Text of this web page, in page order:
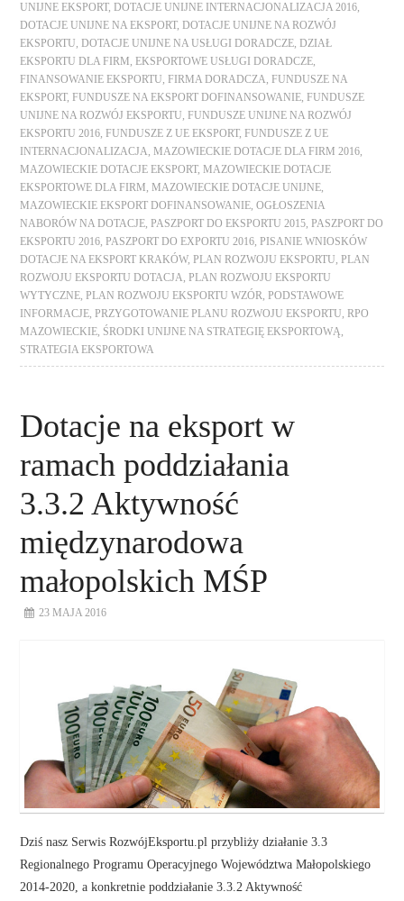
UNIJNE EKSPORT,DOTACJE UNIJNE INTERNACJONALIZACJA 2016
DOTACJE UNIJNE NA EKSPORT,DOTACJE UNIJNE NA ROZWÓJ
EKSPORTU ,DOTACJE UNIJNE NA USŁUGI DORADCZE ,DZIAŁ
EKSPORTU DLA FIRM ,EKSPORTOWE USŁUGI DORADCZE
FINANSOWANIE EKSPORTU ,FIRMA DORADCZA ,FUNDUSZE NA
EKSPORT,FUNDUSZE NA EKSPORT DOFINANSOWANIE ,FUNDUSZE
UNIJNE NA ROZWÓJ EKSPORTU ,FUNDUSZE UNIJNE NA ROZWÓJ
EKSPORTU 2016 ,FUNDUSZE Z UE EKSPORT,FUNDUSZE Z UE
INTERNACJONALIZACJA ,MAZOWIECKIE DOTACJE DLA FIRM 2016
MAZOWIECKIE DOTACJE EKSPORT,MAZOWIECKIE DOTACJE
EKSPORTOWE DLA FIRM ,MAZOWIECKIE DOTACJE UNIJNE
MAZOWIECKIE EKSPORT DOFINANSOWANIE ,OGŁOSZENIA
NABORÓW NA DOTACJE ,PASZPORT DO EKSPORTU 2015 ,PASZPORT DO
EKSPORTU 2016 ,PASZPORT DO EXPORTU 2016 ,PISANIE WNIOSKÓW
DOTACJE NA EKSPORT KRAKÓW,PLAN ROZWOJU EKSPORTU ,PLAN
ROZWOJU EKSPORTU DOTACJA ,PLAN ROZWOJU EKSPORTU
WYTYCZNE ,PLAN ROZWOJU EKSPORTU WZÓR ,PODSTAWOWE
INFORMACJE ,PRZYGOTOWANIE PLANU ROZWOJU EKSPORTU ,RPO
MAZOWIECKIE ŚRODKI UNIJNE NA STRATEGIĘ EKSPORTOWĄ
STRATEGIA EKSPORTOWA
Dotacje na eksport w
ramach poddziałania
3.3.2 Aktywność
międzynarodowa
małopolskich MŚP
23 MAJA 2016
Dziś nasz Serwis RozwójEksportu.pl przybliży działanie 3.3
Regionalnego Programu Operacyjnego Województwa Małopolskiego
2014-2020, a konkretnie poddziałanie 3.3.2 Aktywność